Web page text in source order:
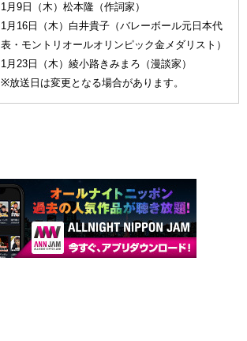
1月9日（木）松本隆（作詞家）
1月16日（木）白井貴子（バレーボール元日本代
表・モントリオールオリンピック金メダリスト）
1月23日（木）綾小路きみまろ（漫談家）
※放送日は変更となる場合があります。